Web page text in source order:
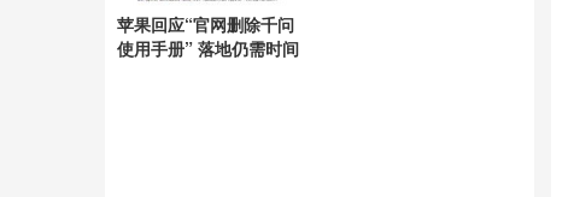
苹果回应“官网删除千问
使用手册” 落地仍需时间